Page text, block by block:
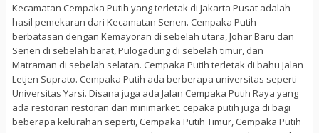
Kecamatan Cempaka Putih yang terletak di Jakarta Pusat adalah
hasil pemekaran dari Kecamatan Senen. Cempaka Putih
berbatasan dengan Kemayoran di sebelah utara, Johar Baru dan
Senen di sebelah barat, Pulogadung di sebelah timur, dan
Matraman di sebelah selatan. Cempaka Putih terletak di bahu Jalan
Letjen Suprato. Cempaka Putih ada berberapa universitas seperti
Universitas Yarsi. Disana juga ada Jalan Cempaka Putih Raya yang
ada restoran restoran dan minimarket. cepaka putih juga di bagi
beberapa kelurahan seperti, Cempaka Putih Timur, Cempaka Putih